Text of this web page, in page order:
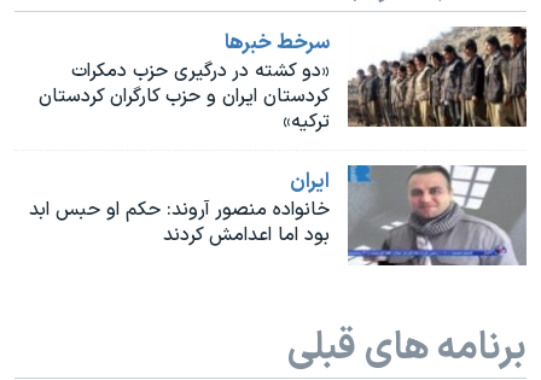
نرگس محمدی برنده جایزه نوبل صلح
همایش محافظه‌کاران آمریکا «سی‌پک»
سفر پرزیدنت ترامپ به چین
سرخط خبرها
«دو کشته در درگیری حزب دمکرات
کردستان ایران و حزب کارگران کردستان
ترکیه»
ايران
خانواده منصور آروند: حکم او حبس ابد
بود اما اعدامش کردند
برنامه های قبلی